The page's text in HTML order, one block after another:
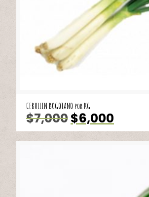
CEBOLLIN BOGOTANO por KG
$7,000El
precio
original
era:
$6,000
es: